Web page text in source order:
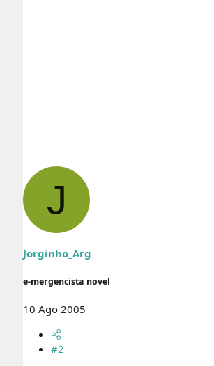
J
Jorginho_Arg
e-mergencista novel
10 Ago 2005
#2